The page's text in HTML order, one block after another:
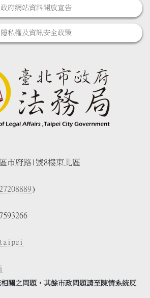
政府網站資料開放宣告
隱私權及資訊安全政策
市府路1號8樓東北區
)
關之問題，其餘市政問題請至陳情系統反